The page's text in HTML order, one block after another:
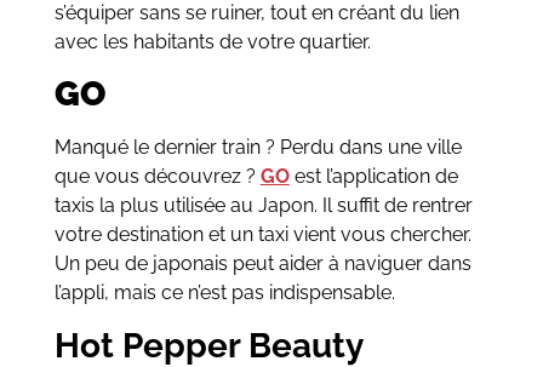
s’équiper sans se ruiner, tout en créant du lien
avec les habitants de votre quartier.
GO
Manqué le dernier train ? Perdu dans une ville
que vous découvrez ? GOest l’application de
taxis la plus utilisée au Japon. Il suffit de rentrer
votre destination et un taxi vient vous chercher.
Un peu de japonais peut aider à naviguer dans
l’appli, mais ce n’est pas indispensable.
Hot Pepper Beauty